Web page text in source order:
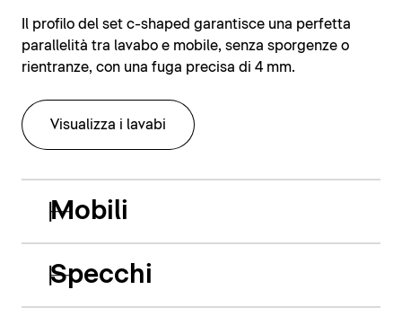
Il profilo del set c-shaped garantisce una perfetta
parallelità tra lavabo e mobile, senza sporgenze o
rientranze, con una fuga precisa di 4 mm.
Visualizza i lavabi
Mobili
Specchi